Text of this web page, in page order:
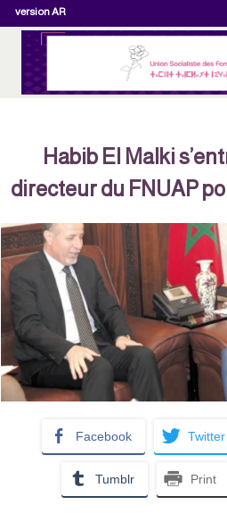
version AR
Habib El Malki
directeur du FNUAP
Facebook Twitter
Tumblr Print